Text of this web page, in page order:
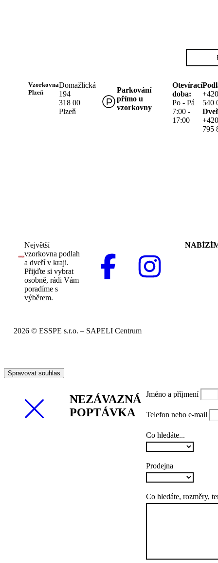
Vzorkovna
Plzeň
Domažlická
194
318 00
Plzeň
Parkování
přímo u
vzorkovny
Otevírací
doba:
Po - Pá
7:00 -
17:00
540
795
Největší
vzorkovna podlah
a dveří v kraji.
Přijďte si vybrat
osobně, rádi Vám
poradíme s
výběrem.
2026 © ESSPE s.r.o. – SAPELI Centrum
Spravovat souhlas
NEZÁVAZNÁ
POPTÁVKA
Jméno a příjmení
Telefon nebo e-mail
Co hledáte...
Prodejna
Co hledáte, rozměry,